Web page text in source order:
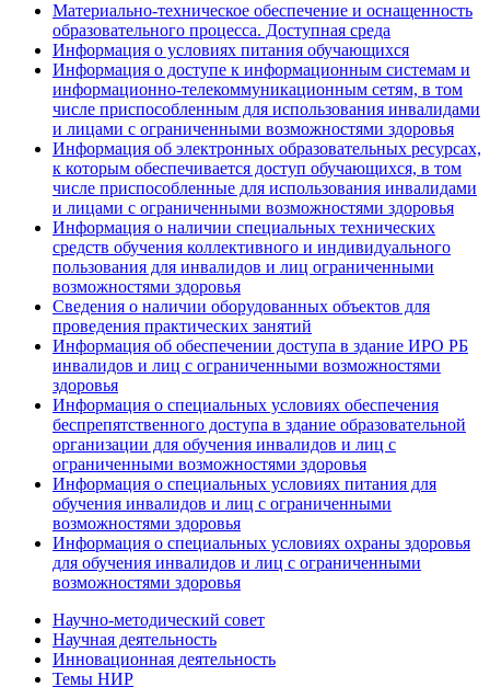
Материально-техническое обеспечение и оснащенность
образовательного процесса. Доступная среда
Информация о условиях питания обучающихся
Информация о доступе к информационным системам и
информационно-телекоммуникационным сетям, в том
числе приспособленным для использования инвалидами
и лицами с ограниченными возможностями здоровья
Информация об электронных образовательных ресурсах,
к которым обеспечивается доступ обучающихся, в том
числе приспособленные для использования инвалидами
и лицами с ограниченными возможностями здоровья
Информация о наличии специальных технических
средств обучения коллективного и индивидуального
пользования для инвалидов и лиц ограниченными
возможностями здоровья
Сведения о наличии оборудованных объектов для
проведения практических занятий
Информация об обеспечении доступа в здание ИРО РБ
инвалидов и лиц с ограниченными возможностями
здоровья
Информация о специальных условиях обеспечения
беспрепятственного доступа в здание образовательной
организации для обучения инвалидов и лиц с
ограниченными возможностями здоровья
Информация о специальных условиях питания для
обучения инвалидов и лиц с ограниченными
возможностями здоровья
Информация о специальных условиях охраны здоровья
для обучения инвалидов и лиц с ограниченными
возможностями здоровья
Научно-методический совет
Научная деятельность
Инновационная деятельность
Темы НИР